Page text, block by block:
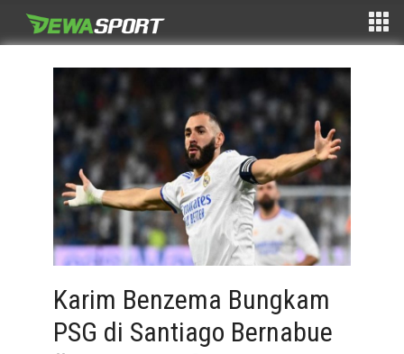
Karim Benzema Bungkam
PSG di Santiago Bernabue